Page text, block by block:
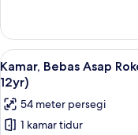
2
adults
1
child
under
12yr)
Kamar
Deluks,
Bebas
Asap
Rokok
(King
Bed,
Lihat
semua
foto
untuk
Kamar,
6
Kamar, Bebas Asap
12yr)
54 meter persegi
1 kamar tidur